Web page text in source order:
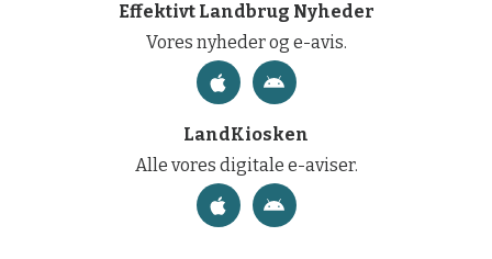
Effektivt Landbrug Nyheder
Vores nyheder og e-avis.
LandKiosken
Alle vores digitale e-aviser.